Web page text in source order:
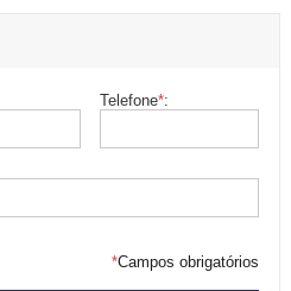
Telefone*:
*Campos obrigatórios